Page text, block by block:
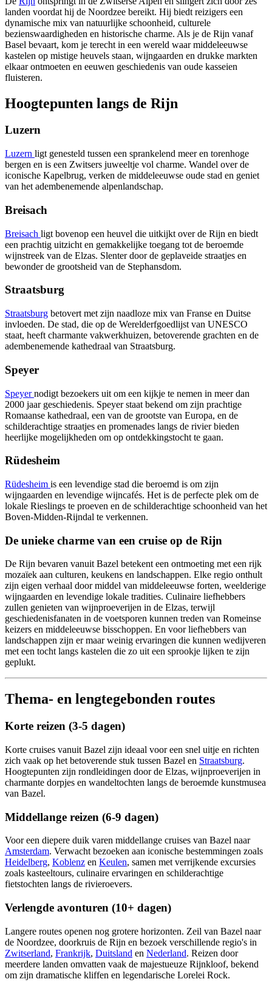
landen voordat hij de Noordzee bereikt. Hij biedt reizigers een
dynamische mix van natuurlijke schoonheid, culturele
bezienswaardigheden en historische charme. Als je de Rijn vanaf
Basel bevaart, kom je terecht in een wereld waar middeleeuwse
kastelen op mistige heuvels staan, wijngaarden en drukke markten
elkaar ontmoeten en eeuwen geschiedenis van oude kasseien
fluisteren.
Hoogtepunten langs de Rijn
Luzern
Luzern ligt genesteld tussen een sprankelend meer en torenhoge
bergen en is een Zwitsers juweeltje vol charme. Wandel over de
iconische Kapelbrug, verken de middeleeuwse oude stad en geniet
van het adembenemende alpenlandschap.
Breisach
Breisach ligt bovenop een heuvel die uitkijkt over de Rijn en biedt
een prachtig uitzicht en gemakkelijke toegang tot de beroemde
wijnstreek van de Elzas. Slenter door de geplaveide straatjes en
bewonder de grootsheid van de Stephansdom.
Straatsburg
Straatsburg betovert met zijn naadloze mix van Franse en Duitse
invloeden. De stad, die op de Werelderfgoedlijst van UNESCO
staat, heeft charmante vakwerkhuizen, betoverende grachten en de
adembenemende kathedraal van Straatsburg.
Speyer
Speyernodigt bezoekers uit om een kijkje te nemen in meer dan
2000 jaar geschiedenis. Speyer staat bekend om zijn prachtige
Romaanse kathedraal, een van de grootste van Europa, en de
schilderachtige straatjes en promenades langs de rivier bieden
heerlijke mogelijkheden om op ontdekkingstocht te gaan.
Rüdesheim
Rüdesheim is een levendige stad die beroemd is om zijn
wijngaarden en levendige wijncafés. Het is de perfecte plek om de
lokale Rieslings te proeven en de schilderachtige schoonheid van het
Boven-Midden-Rijndal te verkennen.
De unieke charme van een cruise op de Rijn
De Rijn bevaren vanuit Bazel betekent een ontmoeting met een rijk
mozaïek aan culturen, keukens en landschappen. Elke regio onthult
zijn eigen verhaal door middel van middeleeuwse forten, weelderige
wijngaarden en levendige lokale tradities. Culinaire liefhebbers
zullen genieten van wijnproeverijen in de Elzas, terwijl
geschiedenisfanaten in de voetsporen kunnen treden van Romeinse
keizers en middeleeuwse bisschoppen. En voor liefhebbers van
landschappen zijn er maar weinig ervaringen die kunnen wedijveren
met een tocht langs kastelen die zo uit een sprookje lijken te zijn
geplukt.
Thema- en lengtegebonden routes
Korte reizen (3-5 dagen)
Korte cruises vanuit Bazel zijn ideaal voor een snel uitje en richten
zich vaak op het betoverende stuk tussen Bazel en Straatsburg.
Hoogtepunten zijn rondleidingen door de Elzas, wijnproeverijen in
charmante dorpjes en wandeltochten langs de beroemde kunstmusea
van Bazel.
Middellange reizen (6-9 dagen)
Voor een diepere duik varen middellange cruises van Bazel naar
Amsterdam. Verwacht bezoeken aan iconische bestemmingen zoals
Heidelberg, Koblenz en Keulen, samen met verrijkende excursies
zoals kasteeltours, culinaire ervaringen en schilderachtige
fietstochten langs de rivieroevers.
Verlengde avonturen (10+ dagen)
Langere routes openen nog grotere horizonten. Zeil van Bazel naar
de Noordzee, doorkruis de Rijn en bezoek verschillende regio's in
Zwitserland, Frankrijk, Duitsland en Nederland. Reizen door
meerdere landen omvatten vaak de majestueuze Rijnkloof, bekend
om zijn dramatische kliffen en legendarische Lorelei Rock.